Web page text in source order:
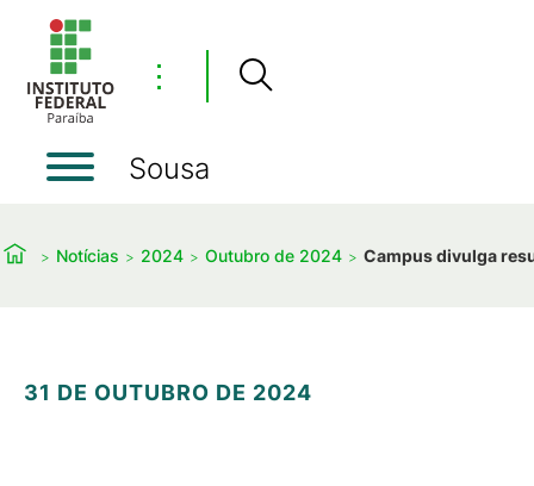
⋮
Sousa
Notícias 2024 Outubro de 2024 Campus divulga
31 DE OUTUBRO DE 2024